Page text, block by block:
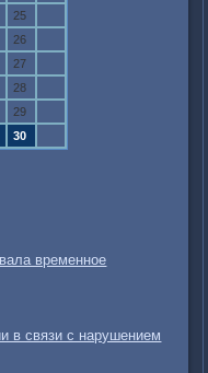
25
26
27
28
29
30
временное
в связи с нарушением